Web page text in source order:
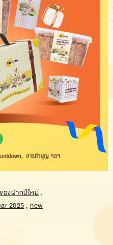
ของฝากปีใหม่ ,
2025 , new